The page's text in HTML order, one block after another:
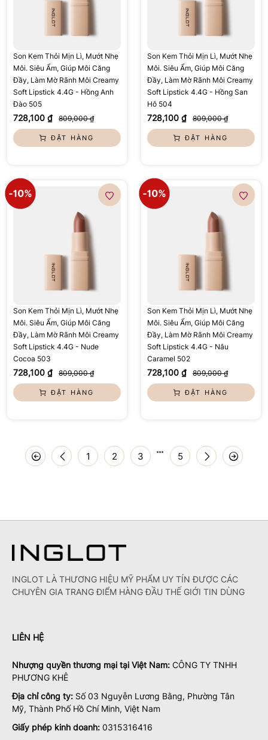
Son Kem Thỏi Mịn Lì, Mướt Nhẹ
Môi. Siêu Ẩm, Giúp Môi Căng
Đầy, Làm Mờ Rãnh Môi Creamy
Soft Lipstick 4.4G - Hồng Anh
Đào 505
728,100 ₫ 809,000 ₫
ĐẶT HÀNG
Son Kem Thỏi Mịn Lì, Mướt Nhẹ
Môi. Siêu Ẩm, Giúp Môi Căng
Đầy, Làm Mờ Rãnh Môi Creamy
Soft Lipstick 4.4G - Hồng San
Hô 504
728,100 ₫ 809,000 ₫
ĐẶT HÀNG
Son Kem Thỏi Mịn Lì, Mướt Nhẹ
Môi. Siêu Ẩm, Giúp Môi Căng
Đầy, Làm Mờ Rãnh Môi Creamy
Soft Lipstick 4.4G - Nude
Cocoa 503
728,100 ₫ 809,000 ₫
ĐẶT HÀNG
Son Kem Thỏi Mịn Lì, Mướt Nhẹ
Môi. Siêu Ẩm, Giúp Môi Căng
Đầy, Làm Mờ Rãnh Môi Creamy
Soft Lipstick 4.4G - Nâu
Caramel 502
728,100 ₫ 809,000 ₫
ĐẶT HÀNG
1 2 3 5
INGLOT LÀ THƯƠNG HIỆU MỸ PHẨM UY TÍN ĐƯỢC CÁC
CHUYÊN GIA TRANG ĐIỂM HÀNG ĐẦU THẾ GIỚI TIN DÙNG
LIÊN HỆ
Nhượng quyền thương mại tại Việt Nam: CÔNG TY TNHH
PHƯƠNG KHÊ
Địa chỉ công ty: Số 03 Nguyễn Lương Bằng, Phường Tân
Mỹ, Thành Phố Hồ Chí Minh, Việt Nam
Giấy phép kinh doanh: 0315316416